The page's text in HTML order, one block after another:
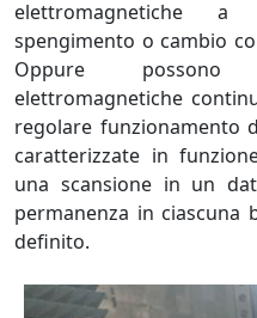
elettromagnetiche
spengimento o cambio
Oppure possono
elettromagnetiche
regolare funzionamento
caratterizzate in
una scansione in un
permanenza in
definito.